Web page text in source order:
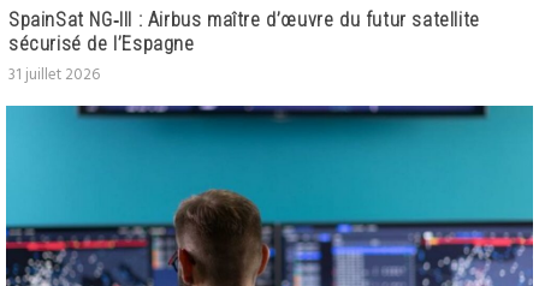
SpainSat NG‑III : Airbus maître d’œuvre du futur satellite
sécurisé de l’Espagne
31 juillet 2026